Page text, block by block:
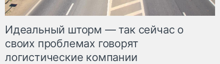
Идеальный шторм — так сейчас о
своих проблемах говорят
логистические компании